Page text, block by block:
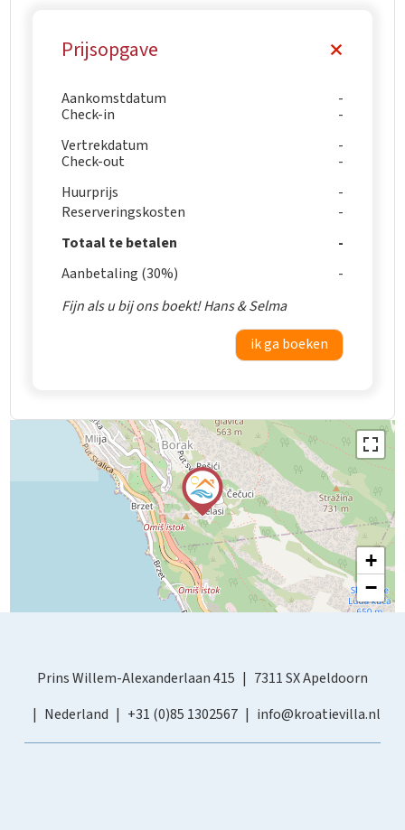
Prijsopgave
Aankomstdatum
Check-in
Vertrekdatum
Check-out
Huurprijs
Reserveringskosten
Totaal te betalen
Aanbetaling (30%)
Fijn als u bij ons boekt! Hans & Selma
ik ga boeken
+
−
Prins Willem-Alexanderlaan 415
7311 SX Apeldoorn
Nederland
+31 (0)85 1302567 info@kroatievilla.nl